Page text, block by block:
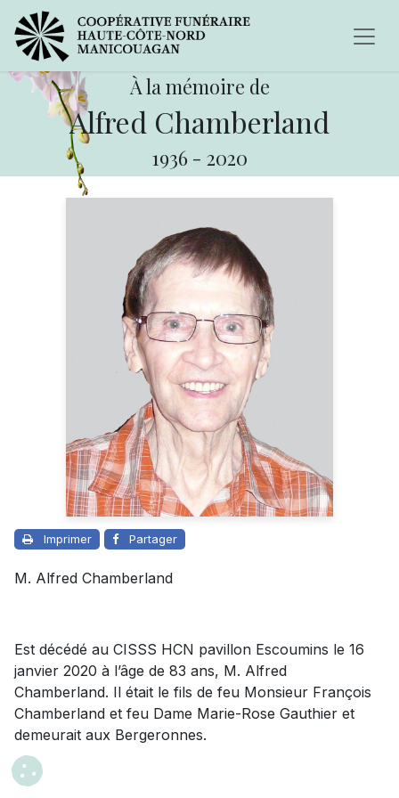
À la mémoire de
Alfred Chamberland
1936 - 2020
Imprimer Partager
M. Alfred Chamberland
Est décédé au CISSS HCN pavillon Escoumins le 16
janvier 2020 à l’âge de 83 ans, M. Alfred
Chamberland. Il était le fils de feu Monsieur François
Chamberland et feu Dame Marie-Rose Gauthier et
demeurait aux Bergeronnes.